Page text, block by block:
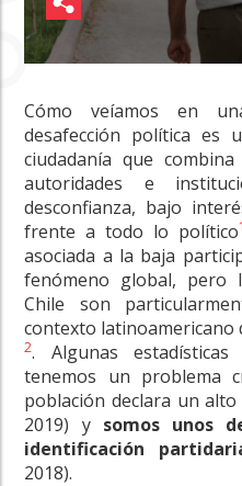
Cómo veíamos en
desafección política es
ciudadanía que
autoridades e
desconfianza, bajo
frente a todo lo político1
asociada a la baja
fenómeno global, pero
Chile son
contexto latinoamericano
2. Algunas
tenemos un problema
población declara un
2019) y somos unos
identificación
2018).